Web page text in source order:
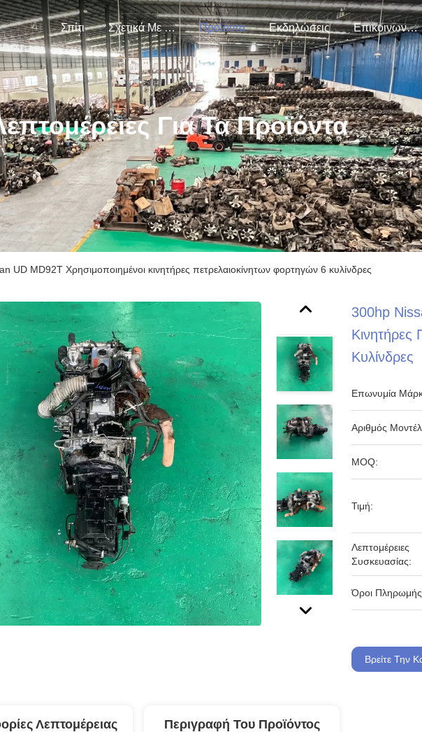
Σπίτι Σχετικά Με Εμάς Προϊόντα Εκδηλώσεις Επικοινωνήστε Μαζί Μας
Για Τα Προϊόντα
UD MD92T Χρησιμοποιημένοι κινητήρες πετρελαιοκίνητων φορτηγών 6 κυλίνδρες
300hp
Κινητήρες
Κυλίνδρες
Επωνυμία
Αριθμός
MOQ:
Τιμή:
Λεπτομέρειες
Συσκευασίας:
Όροι
Βρείτε Την
Λεπτομέρειας Περιγραφή Του Προϊόντος